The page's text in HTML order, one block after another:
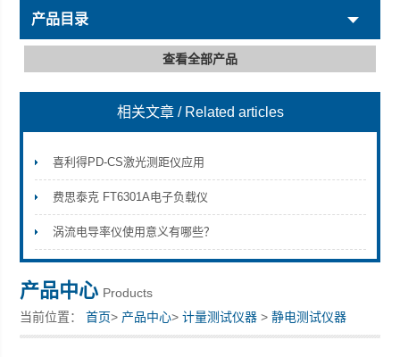
深圳市深博瑞仪器仪表有限公司
产品目录
查看全部产品
相关文章 / Related articles
喜利得PD-CS激光测距仪应用
费思泰克 FT6301A电子负载仪
涡流电导率仪使用意义有哪些？
产品中心 Products
当前位置：首页> 产品中心>计量测试仪器 >静电测试仪器